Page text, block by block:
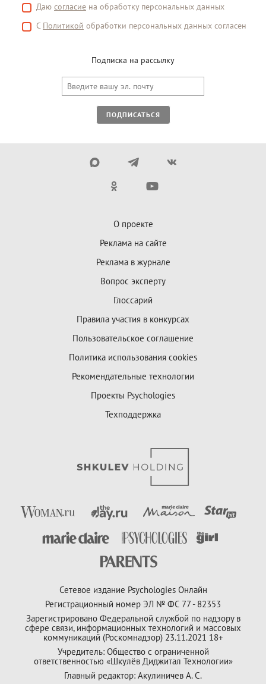
Даю согласие на обработку персональных данных
С Политикой обработки персональных данных согласен
Подписка на рассылку
ПОДПИСАТЬСЯ
О проекте
Реклама на сайте
Реклама в журнале
Вопрос эксперту
Глоссарий
Правила участия в конкурсах
Пользовательское соглашение
Политика использования cookies
Рекомендательные технологии
Проекты Psychologies
Техподдержка
Сетевое издание Psychologies Онлайн
Регистрационный номер ЭЛ № ФС 77 - 82353
Зарегистрировано Федеральной службой по надзору в
сфере связи, информационных технологий и массовых
коммуникаций (Роскомнадзор) 23.11.2021 18+
Учредитель: Общество с ограниченной
ответственностью «Шкулёв Диджитал Технологии»
Главный редактор: Акулиничев А. С.